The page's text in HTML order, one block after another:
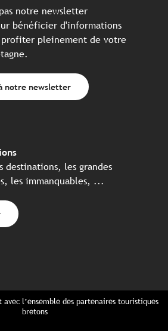
notre newsletter
bénéficier d'informations
profiter pleinement de votre
notre newsletter
destinations, les grandes
les immanquables, ...
l’ensemble des partenaires touristiques
bretons